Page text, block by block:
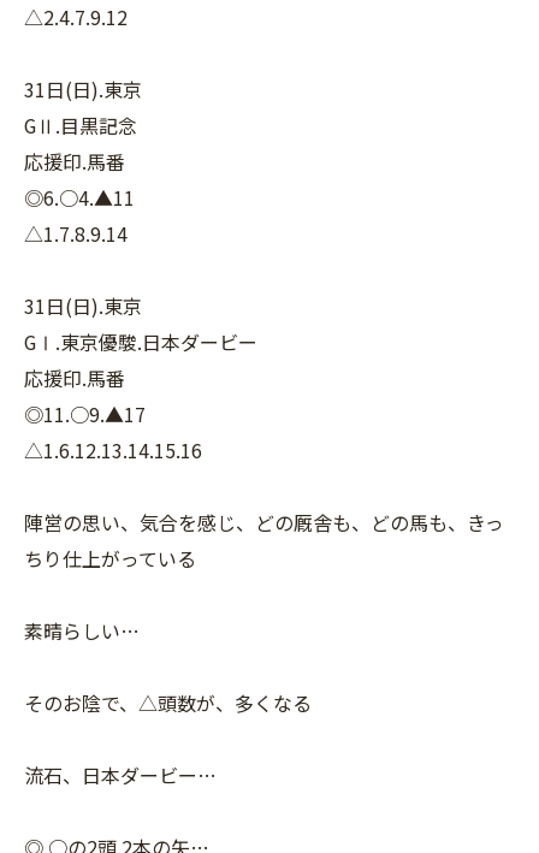
△2.4.7.9.12
31日(日).東京
GⅡ.目黒記念
応援印.馬番
◎6.○4.▲11
△1.7.8.9.14
31日(日).東京
GⅠ.東京優駿.日本ダービー
応援印.馬番
◎11.○9.▲17
△1.6.12.13.14.15.16
陣営の思い、気合を感じ、どの厩舎も、どの馬も、きっ
ちり仕上がっている
素晴らしい…
そのお陰で、△頭数が、多くなる
流石、日本ダービー…
◎.○の2頭.2本の矢…